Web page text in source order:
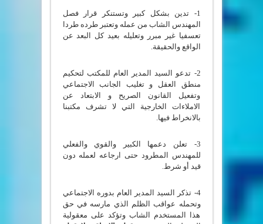
1- تدين بشكل كبير وتستنكر قرار فصل
المهندس الشاب من عمله وتعتبر طرده طردا
تعسفيا غير مبرر وتعليله بعيد كل البعد عن
الواقع والحقيقة.
2- تدعو السيد المدير العام للمكتب لتحكيم
منطق العقل و تغليب الجانب الاجتماعي
وتفعيل القانون الصريح و الابتعاد عن
الاملاءات الخارجية التي لا تشرف مكتبنا
بالانخراط فيها.
3- تعلن دعمها الكبير والقوي والفعلي
للمهندس المطرود حتى ارجاعه لعمله دون
قيد أو شرط.
4- تذكر السيد المدير العام بدوره الاجتماعي
وتحمله عواقب الظلم الذي مارسه في حق
هذا المستخدم الشاب وتؤكد على معقولية